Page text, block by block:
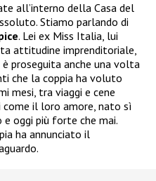
all’interno della Casa del
Stiamo parlando di
. Lei ex Miss Italia, lui
attitudine imprenditoriale,
proseguita anche una volta
che la coppia ha voluto
mesi, tra viaggi e cene
il loro amore, nato sì
e oggi più forte che mai.
ha annunciato il